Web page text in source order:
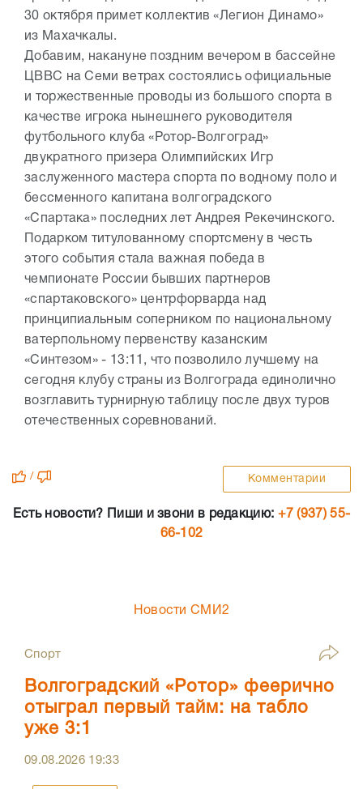
30 октября примет коллектив «Легион Динамо»
из Махачкалы.
Добавим, накануне поздним вечером в бассейне
ЦВВС на Семи ветрах состоялись официальные
и торжественные проводы из большого спорта в
качестве игрока нынешнего руководителя
футбольного клуба «Ротор-Волгоград»
двукратного призера Олимпийских Игр
заслуженного мастера спорта по водному поло и
бессменного капитана волгоградского
«Спартака» последних лет Андрея Рекечинского.
Подарком титулованному спортсмену в честь
этого события стала важная победа в
чемпионате России бывших партнеров
«спартаковского» центрфорварда над
принципиальным соперником по национальному
ватерпольному первенству казанским
«Синтезом» - 13:11, что позволило лучшему на
сегодня клубу страны из Волгограда единолично
возглавить турнирную таблицу после двух туров
отечественных соревнований.
/ Комментарии
Есть новости? Пиши и звони в редакцию: +7 (937) 55-
66-102
Новости СМИ2
Спорт
Волгоградский «Ротор» феерично
отыграл первый тайм: на табло
уже 3:1
09.08.2026 19:33